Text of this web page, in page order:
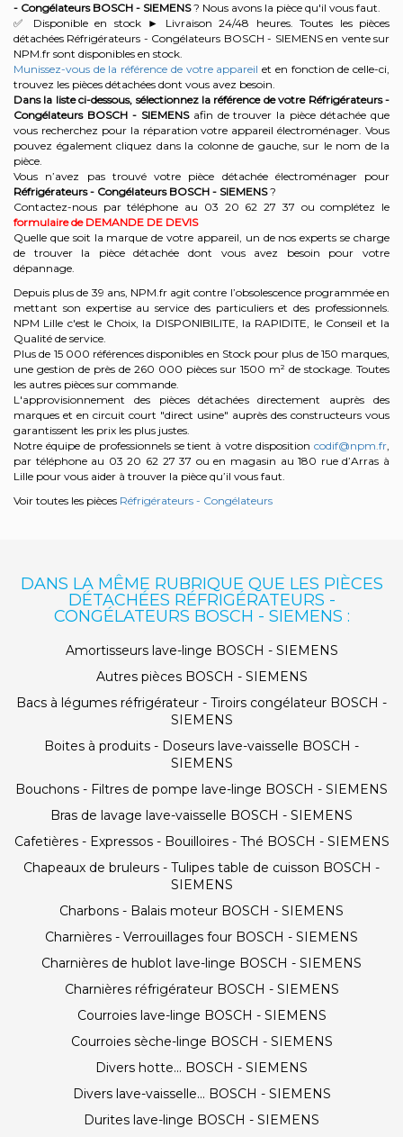
- Congélateurs BOSCH - SIEMENS? Nous avons la pièce qu'il vous faut.
✅ Disponible en stock ► Livraison 24/48 heures. Toutes les pièces
détachées Réfrigérateurs - Congélateurs BOSCH - SIEMENS en vente sur
NPM.fr sont disponibles en stock.
Munissez-vous de la référence de votre appareil et en fonction de celle-ci,
trouvez les pièces détachées dont vous avez besoin.
Dans la liste ci-dessous, sélectionnez la référence de votre Réfrigérateurs -
Congélateurs BOSCH - SIEMENSafin de trouver la pièce détachée que
vous recherchez pour la réparation votre appareil électroménager. Vous
pouvez également cliquez dans la colonne de gauche, sur le nom de la
pièce.
Vous n’avez pas trouvé votre pièce détachée électroménager pour
Réfrigérateurs - Congélateurs BOSCH - SIEMENS?
Contactez-nous par téléphone au 03 20 62 27 37 ou complétez le
formulaire de DEMANDE DE DEVIS
Quelle que soit la marque de votre appareil, un de nos experts se charge
de trouver la pièce détachée dont vous avez besoin pour votre
dépannage.
Depuis plus de 39 ans, NPM.fr agit contre l’obsolescence programmée en
mettant son expertise au service des particuliers et des professionnels.
NPM Lille c'est le Choix, la DISPONIBILITE, la RAPIDITE, le Conseil et la
Qualité de service.
Plus de 15 000 références disponibles en Stock pour plus de 150 marques,
une gestion de près de 260 000 pièces sur 1500 m² de stockage. Toutes
les autres pièces sur commande.
L'approvisionnement des pièces détachées directement auprès des
marques et en circuit court "direct usine" auprès des constructeurs vous
garantissent les prix les plus justes.
Notre équipe de professionnels se tient à votre disposition codif@npm.fr,
par téléphone au 03 20 62 27 37 ou en magasin au 180 rue d’Arras à
Lille pour vous aider à trouver la pièce qu’il vous faut.
Voir toutes les pièces Réfrigérateurs - Congélateurs
DANS LA MÊME RUBRIQUE QUE LES PIÈCES
DÉTACHÉES RÉFRIGÉRATEURS -
CONGÉLATEURS BOSCH - SIEMENS :
Amortisseurs lave-linge BOSCH - SIEMENS
Autres pièces BOSCH - SIEMENS
Bacs à légumes réfrigérateur - Tiroirs congélateur BOSCH -
SIEMENS
Boites à produits - Doseurs lave-vaisselle BOSCH -
SIEMENS
Bouchons - Filtres de pompe lave-linge BOSCH - SIEMENS
Bras de lavage lave-vaisselle BOSCH - SIEMENS
Cafetières - Expressos - Bouilloires - Thé BOSCH - SIEMENS
Chapeaux de bruleurs - Tulipes table de cuisson BOSCH -
SIEMENS
Charbons - Balais moteur BOSCH - SIEMENS
Charnières - Verrouillages four BOSCH - SIEMENS
Charnières de hublot lave-linge BOSCH - SIEMENS
Charnières réfrigérateur BOSCH - SIEMENS
Courroies lave-linge BOSCH - SIEMENS
Courroies sèche-linge BOSCH - SIEMENS
Divers hotte... BOSCH - SIEMENS
Divers lave-vaisselle... BOSCH - SIEMENS
Durites lave-linge BOSCH - SIEMENS